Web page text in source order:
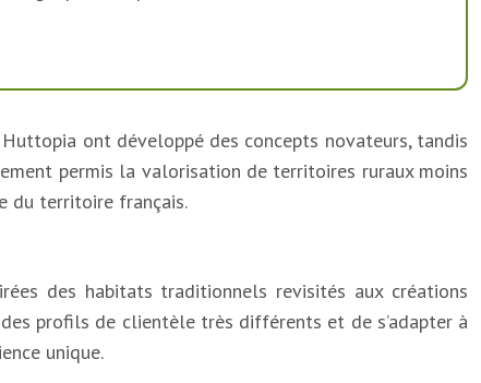
ont développé des concepts novateurs, tandis
permis la valorisation de territoires ruraux moins
du territoire français.
des habitats traditionnels revisités aux créations
profils de clientèle très différents et de s’adapter à
unique.